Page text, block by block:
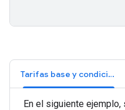
Tarifas base y condicionales
En el siguiente